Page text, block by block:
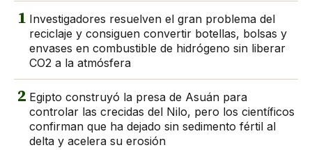
1 Investigadores resuelven el gran problema del
reciclaje y consiguen convertir botellas, bolsas y
envases en combustible de hidrógeno sin liberar
CO2 a la atmósfera
2 Egipto construyó la presa de Asuán para
controlar las crecidas del Nilo, pero los científicos
confirman que ha dejado sin sedimento fértil al
delta y acelera su erosión